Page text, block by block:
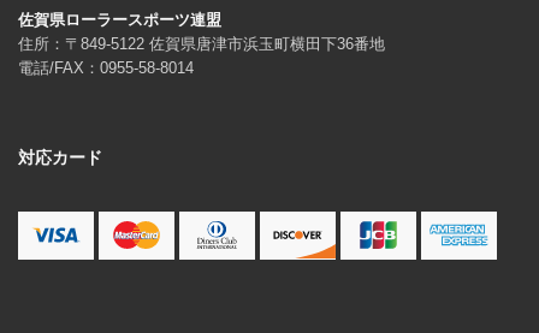
佐賀県ローラースポーツ連盟
住所：〒849-5122 佐賀県唐津市浜玉町横田下36番地
電話/FAX：0955-58-8014
対応カード